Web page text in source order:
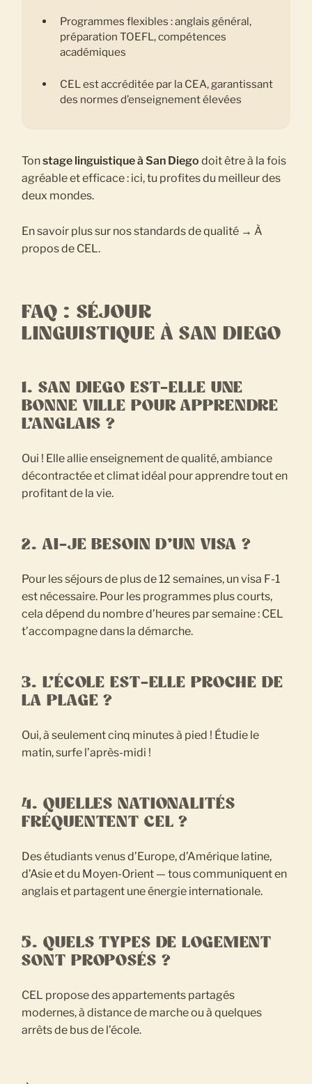
Programmes flexibles : anglais général,
préparation TOEFL, compétences
académiques
CEL est accréditée par la CEA, garantissant
des normes d’enseignement élevées
Tonstage linguistique à San Diego doit être à la fois
agréable et efficace : ici, tu profites du meilleur des
deux mondes.
En savoir plus sur nos standards de qualité → À
propos de CEL.
FAQ : SÉJOUR
LINGUISTIQUE À SAN DIEGO
1. SAN DIEGO EST-ELLE UNE
BONNE VILLE POUR APPRENDRE
L’ANGLAIS ?
Oui ! Elle allie enseignement de qualité, ambiance
décontractée et climat idéal pour apprendre tout en
profitant de la vie.
2. AI-JE BESOIN D’UN VISA ?
Pour les séjours de plus de 12 semaines, un visa F-1
est nécessaire. Pour les programmes plus courts,
cela dépend du nombre d’heures par semaine : CEL
t’accompagne dans la démarche.
3. L’ÉCOLE EST-ELLE PROCHE DE
LA PLAGE ?
Oui, à seulement cinq minutes à pied ! Étudie le
matin, surfe l’après-midi !
4. QUELLES NATIONALITÉS
FRÉQUENTENT CEL ?
Des étudiants venus d’Europe, d’Amérique latine,
d’Asie et du Moyen-Orient — tous communiquent en
anglais et partagent une énergie internationale.
5. QUELS TYPES DE LOGEMENT
SONT PROPOSÉS ?
CEL propose des appartements partagés
modernes, à distance de marche ou à quelques
arrêts de bus de l’école.